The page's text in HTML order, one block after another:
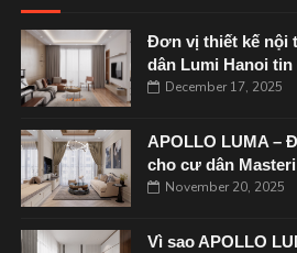
Đơn vị thiết kế nội
dân Lumi Hanoi tin
December 17, 2025
APOLLO LUMA –
cho cư dân
November 20, 2025
Vì sao APOLLO